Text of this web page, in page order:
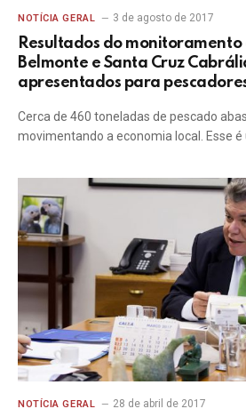
NOTÍCIA GERAL 3 de agosto de 2017
Resultados do monitoramento
Belmonte e Santa Cruz
apresentados para
Cerca de 460 toneladas de pescado
movimentando a economia local. Esse é
NOTÍCIA GERAL 28 de abril de 2017